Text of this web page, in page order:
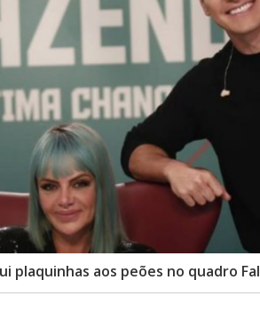
plaquinhas aos peões no quadro